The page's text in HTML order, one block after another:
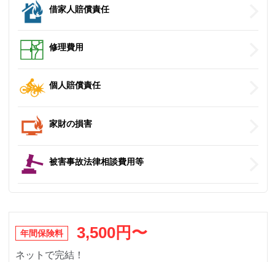
借家人賠償責任
修理費用
個人賠償責任
家財の損害
被害事故法律相談費用等
年間保険料 3,500円〜
ネットで完結！